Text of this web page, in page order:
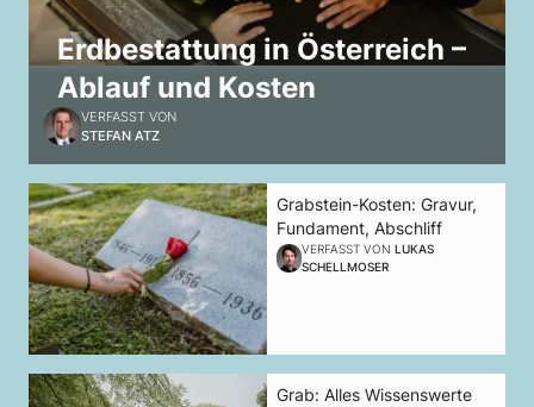
Erdbestattung in Österreich –
Ablauf und Kosten
VERFASST VON
STEFAN ATZ
Grabstein-Kosten: Gravur,
Fundament, Abschliff
VERFASST VON LUKAS
SCHELLMOSER
Grab: Alles Wissenswerte